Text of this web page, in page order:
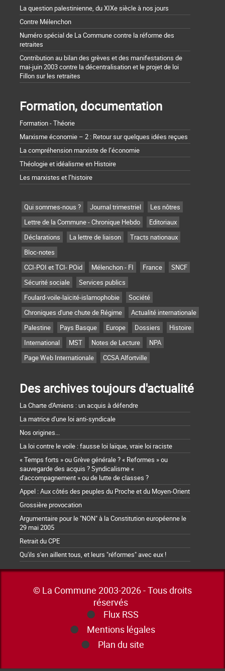
La question palestinienne, du XIXe siècle à nos jours
Contre Mélenchon
Numéro spécial de La Commune contre la réforme des
retraites
Contribution au bilan des grèves et des manifestations de
mai-juin 2003 contre la décentralisation et le projet de loi
Fillon sur les retraites
Formation, documentation
Formation - Théorie
Marxisme économie – 2 : Retour sur quelques idées reçues
La compréhension marxiste de l’économie
Théologie et idéalisme en Histoire
Les marxistes et l’histoire
Qui sommes-nous ? Journal trimestriel
Les nôtres
Lettre de la Commune - Chronique Hebdo
Editoriaux
Déclarations
La lettre de liaison
Tracts nationaux
Bloc-notes
CCI-POI et TCI- POid
Mélenchon - FI France
SNCF
Sécurité sociale
Services publics
Foulard-voile-laïcité-islamophobie
Société
Chroniques d'une chute de Régime
Actualité internationale
Palestine
Pays Basque Europe Dossiers
Histoire
International
MST Notes de Lecture
NPA
Page Web Internationale
CCSA Alfortville
Des archives toujours d'actualité
La Charte d'Amiens : un acquis à défendre
La matrice d'une loi anti-syndicale
Nos origines...
La loi contre le voile : fausse loi laïque, vraie loi raciste
« Temps forts » ou Grève générale ? « Reformes » ou
sauvegarde des acquis ? Syndicalisme «
d'accompagnement » ou de lutte de classes ?
Appel : Aux côtés des peuples du Proche et du Moyen-Orient
Grossière provocation
Argumentaire pour le "NON" à la Constitution européenne le
29 mai 2005
Retrait du CPE
Qu'ils s'en aillent tous, et leurs "réformes" avec eux !
© La Commune 2003-2026 - Tous droits
réservés
Flux RSS
Mentions légales
Plan du site